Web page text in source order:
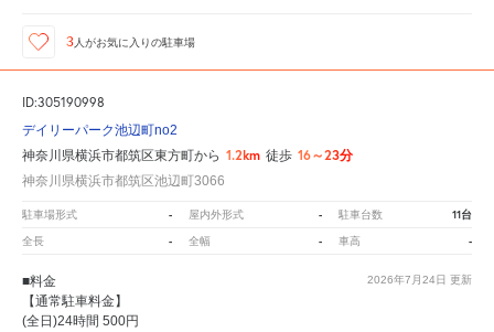
3人がお気に入りの駐車場
ID:305190998
デイリーパーク池辺町no2
神奈川県横浜市都筑区東方町から 1.2km 徒歩 16～23分
神奈川県横浜市都筑区池辺町3066
駐車場形式 - 屋内外形式 - 駐車台数 11台
全長 - 全幅 - 車高 -
2026年7月24日 更新
■料金
【通常駐車料金】
(全日)24時間 500円